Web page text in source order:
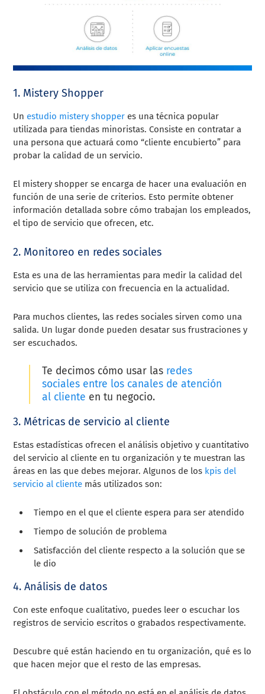
1. Mistery Shopper
Un estudio mistery shopper es una técnica popular
utilizada para tiendas minoristas. Consiste en contratar a
una persona que actuará como “cliente encubierto” para
probar la calidad de un servicio.
El mistery shopper se encarga de hacer una evaluación en
función de una serie de criterios. Esto permite obtener
información detallada sobre cómo trabajan los empleados,
el tipo de servicio que ofrecen, etc.
2. Monitoreo en redes sociales
Esta es una de las herramientas para medir la calidad del
servicio que se utiliza con frecuencia en la actualidad.
Para muchos clientes, las redes sociales sirven como una
salida. Un lugar donde pueden desatar sus frustraciones y
ser escuchados.
Te decimos cómo usar las redes
sociales entre los canales de atención
al cliente en tu negocio.
3. Métricas de servicio al cliente
Estas estadísticas ofrecen el análisis objetivo y cuantitativo
del servicio al cliente en tu organización y te muestran las
áreas en las que debes mejorar. Algunos de los kpis del
servicio al cliente más utilizados son:
Tiempo en el que el cliente espera para ser atendido
Tiempo de solución de problema
Satisfacción del cliente respecto a la solución que se
le dio
4. Análisis de datos
Con este enfoque cualitativo, puedes leer o escuchar los
registros de servicio escritos o grabados respectivamente.
Descubre qué están haciendo en tu organización, qué es lo
que hacen mejor que el resto de las empresas.